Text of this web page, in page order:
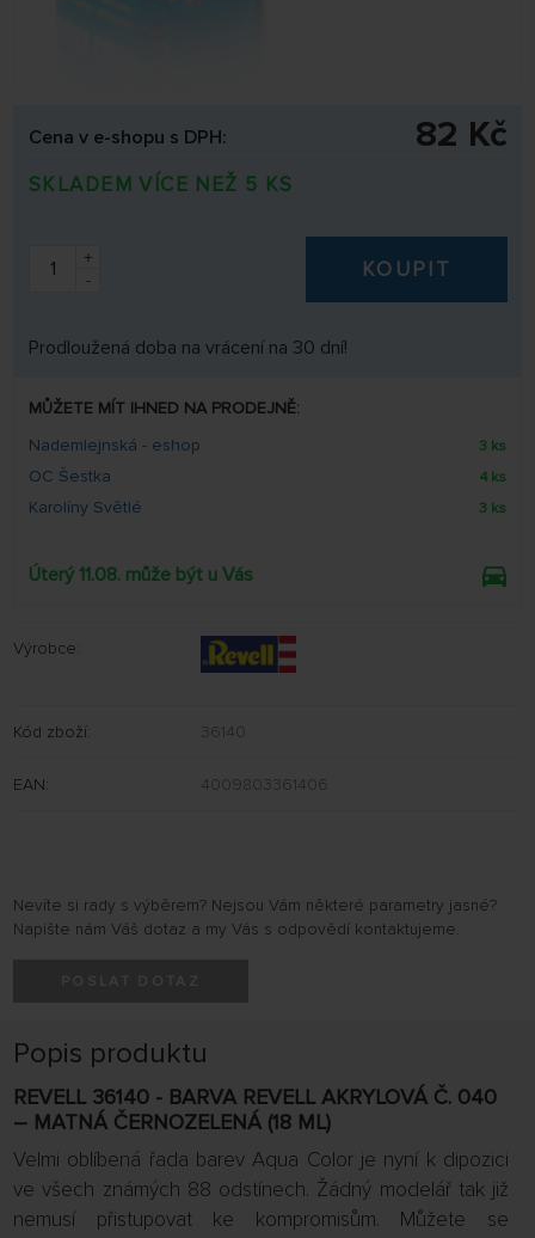
Cena v e-shopu s DPH: 82 Kč
SKLADEM VÍCE NEŽ 5 KS
+
-
KOUPIT
Prodloužená doba na vrácení na 30 dní!
MŮŽETE MÍT IHNED NA PRODEJNĚ:
Nademlejnská - eshop
3 ks
OC Šestka 4 ks
Karolíny Světlé 3 ks
Úterý 11.08. může být u Vás
Výrobce:
Kód zboží: 36140
EAN: 4009803361406
Nevíte si rady s výběrem? Nejsou Vám některé parametry jasné?
Napište nám Váš dotaz a my Vás s odpovědí kontaktujeme.
Popis produktu
REVELL 36140 - BARVA REVELL AKRYLOVÁ Č. 040
– MATNÁ ČERNOZELENÁ (18 ML)
Velmi oblíbená řada barev Aqua Color je nyní k dipozici
ve všech známých 88 odstínech. Žádný modelář tak již
nemusí přistupovat ke kompromisům. Můžete se